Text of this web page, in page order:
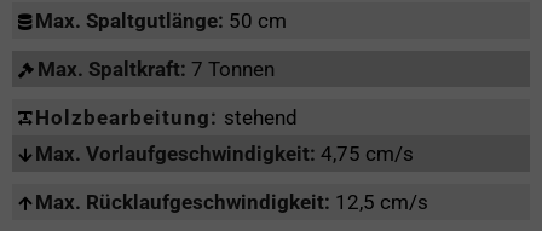
Max. Spaltgutlänge: 50 cm
Max. Spaltkraft: 7 Tonnen
Holzbearbeitung: stehend
Max. Vorlaufgeschwindigkeit: 4,75 cm/s
Max. Rücklaufgeschwindigkeit: 12,5 cm/s